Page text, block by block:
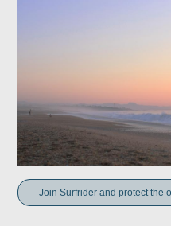
Join Surfrider and protect the